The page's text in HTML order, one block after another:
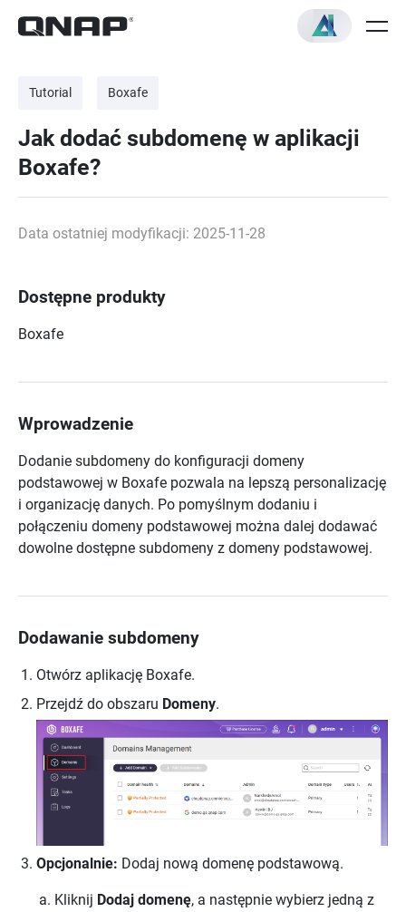
Tutorial Boxafe
Jak dodać subdomenę w aplikacji
Boxafe?
Data ostatniej modyfikacji: 2025-11-28
Dostępne produkty
Boxafe
Wprowadzenie
Dodanie subdomeny do konfiguracji domeny
podstawowej w Boxafe pozwala na lepszą personalizację
i organizację danych. Po pomyślnym dodaniu i
połączeniu domeny podstawowej można dalej dodawać
dowolne dostępne subdomeny z domeny podstawowej.
Dodawanie subdomeny
Otwórz aplikację Boxafe.
Przejdź do obszaru Domeny.
Opcjonalnie: Dodaj nową domenę podstawową.
Kliknij Dodaj domenę, a następnie wybierz jedną z